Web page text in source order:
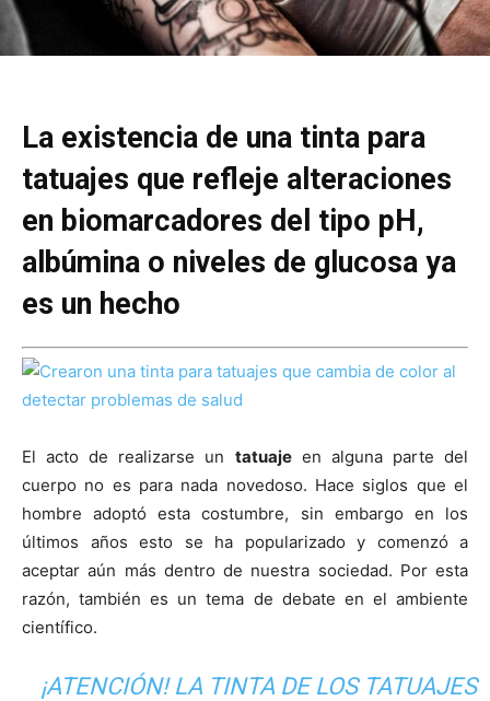
La existencia de una tinta para
tatuajes que refleje alteraciones
en biomarcadores del tipo pH,
albúmina o niveles de glucosa ya
es un hecho
El acto de realizarse un tatuajeen alguna parte del
cuerpo no es para nada novedoso. Hace siglos que el
hombre adoptó esta costumbre, sin embargo en los
últimos años esto se ha popularizado y comenzó a
aceptar aún más dentro de nuestra sociedad. Por esta
razón, también es un tema de debate en el ambiente
científico.
¡ATENCIÓN! LA TINTA DE LOS TATUAJES